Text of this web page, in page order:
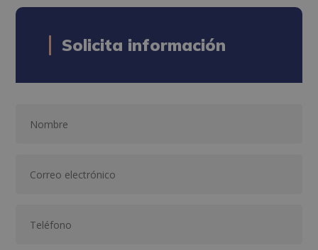
Solicita información